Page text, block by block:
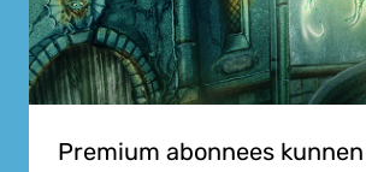
Premium abonnees kunnen